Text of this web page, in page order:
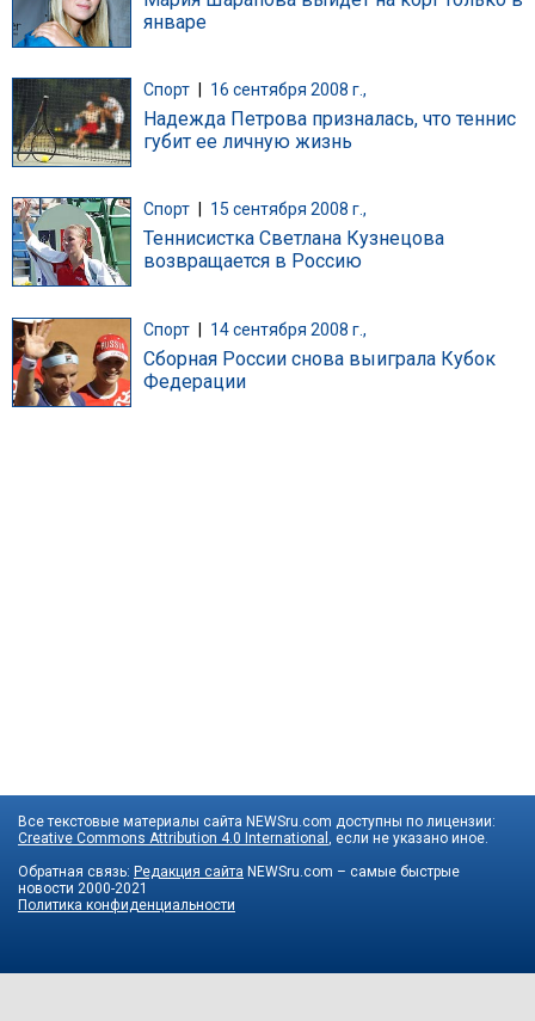
январе
Спорт 16 сентября 2008 г.,
Надежда Петрова призналась, что теннис
губит ее личную жизнь
Спорт 15 сентября 2008 г.,
Теннисистка Светлана Кузнецова
возвращается в Россию
Спорт | 14 сентября 2008 г.,
Сборная России снова выиграла Кубок
Федерации
Все текстовые материалы сайта NEWSru.com доступны по лицензии:
Creative Commons Attribution 4.0 International , если не указано иное.
Обратная связь: Редакция сайта NEWSru.com – самые быстрые
новости 2000-2021
Политика конфиденциальности